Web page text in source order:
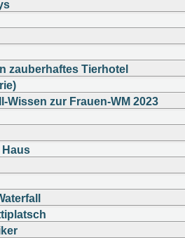
zauberhaftes Tierhotel
Wissen zur Frauen-WM 2023
Haus